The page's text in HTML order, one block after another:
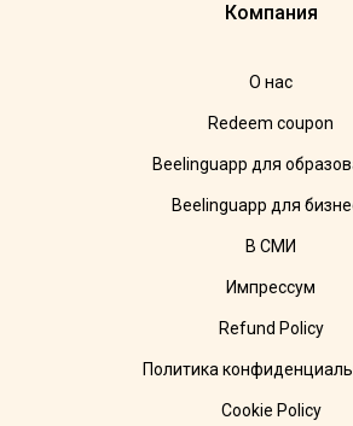
Компания
О нас
Redeem coupon
Beelinguapp для
Beelinguapp для
В СМИ
Импрессум
Refund Policy
Политика
Cookie Policy